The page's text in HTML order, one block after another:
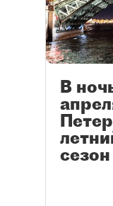
В
сезон